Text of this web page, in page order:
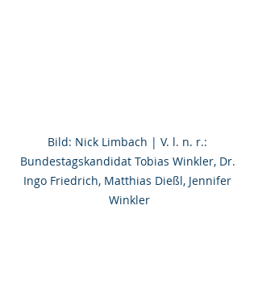
Bild: Nick Limbach | V. l. n. r.:
Bundestagskandidat Tobias Winkler, Dr.
Ingo Friedrich, Matthias Dießl, Jennifer
Winkler